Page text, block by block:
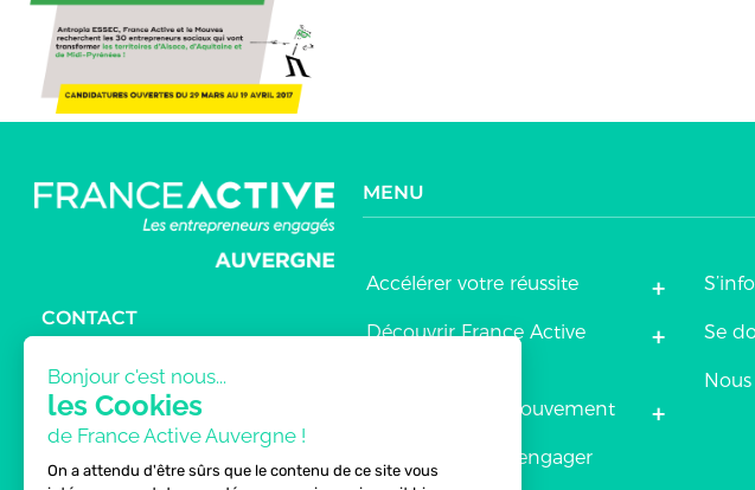
CONTACT
MENTIONS LÉGALES
ALERTE FRAUDE
MENU
+
Accélérer votre réussite
+
Découvrir France Active
+
Contribuer au mouvement
5 manières de s’engager
Se
Bonjour c'est nous...
les Cookies
de France Active Auvergne !
On a attendu d'être sûrs que le contenu de ce site vous